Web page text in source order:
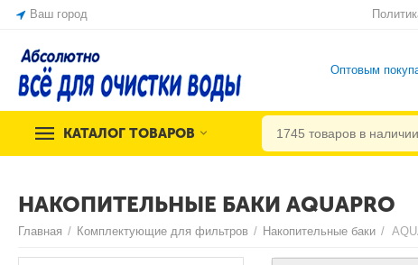
Ваш город
Оптовым
КАТАЛОГ ТОВАРОВ
НАКОПИТЕЛЬНЫЕ БАКИ AQUAPRO
Главная / Комплектующие для фильтров / Накопительные баки /